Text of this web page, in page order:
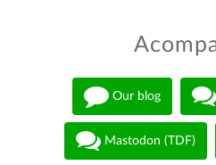
Our blog
Mastodon (TDF)